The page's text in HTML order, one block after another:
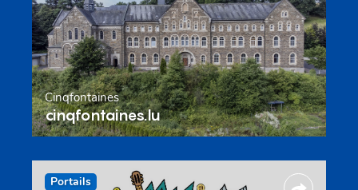
Cinqfontaines
cinqfontaines.lu
Portails